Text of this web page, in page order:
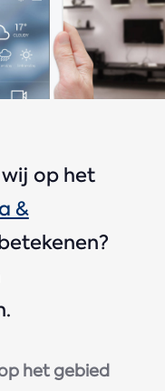
op het
&
het gebied